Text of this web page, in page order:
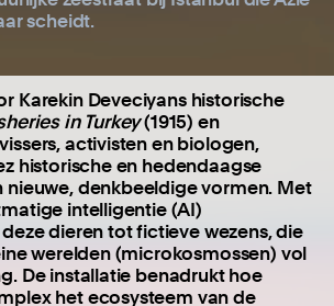
scheidt.
Karekin Deveciyans historische
in Turkey(1915) en
activisten en biologen,
historische en hedendaagse
nieuwe, denkbeeldige vormen. Met
intelligentie (AI)
dieren tot fictieve wezens, die
werelden (microkosmossen) vol
De installatie benadrukt hoe
het ecosysteem van de